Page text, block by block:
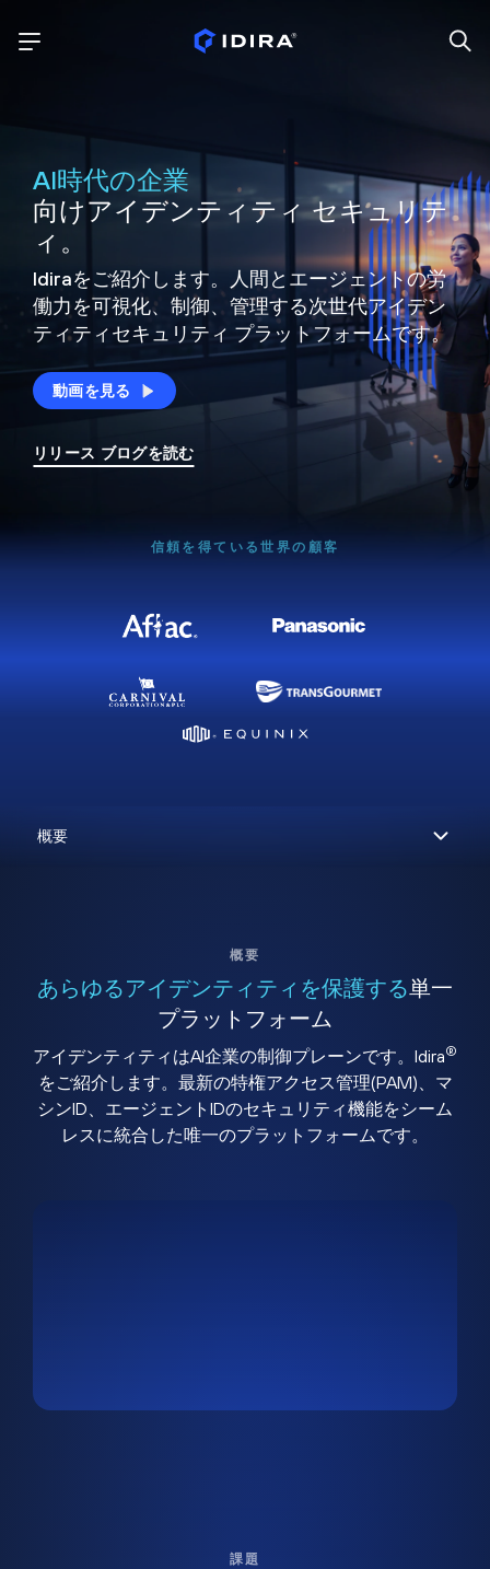
AI時代の企業
向けアイデンティティ セキュリテ
ィ。
Idiraをご紹介します。人間とエージェントの労
働力を可視化、制御、 管理する次世代アイデン
ティティセキュリティ プラットフォームです。
動画を見る
リリース ブログを読む
信頼を得ている世界の顧客
概要
あらゆるアイデンティティを保護する単一
プラットフォーム
アイデンティティはAI企業の制御プレーンです。Idira®
をご紹介します。最新の特権アクセス管理(PAM)、マ
シンID、エージェントIDのセキュリティ機能をシーム
レスに統合した唯一のプラットフォームです。
課題